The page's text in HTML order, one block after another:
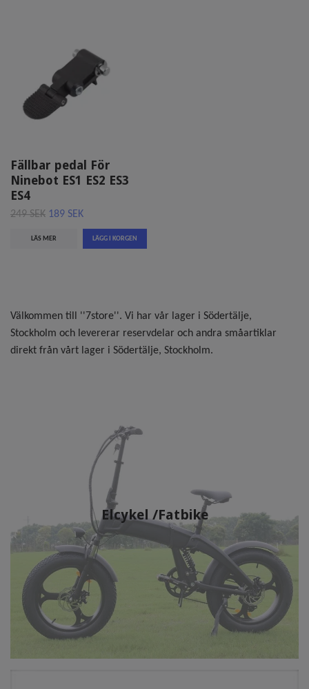
Välkommen till ''7store''. Vi har vår lager i Södertälje,
Stockholm och levererar reservdelar och andra småartiklar
direkt från vårt lager i Södertälje, Stockholm.
Elcykel /Fatbike
Fällbar pedal För
Ninebot ES1 ES2 ES3
ES4
249 SEK 189 SEK
LÄS MER